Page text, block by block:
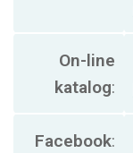
On-line
katalog:
Facebook: